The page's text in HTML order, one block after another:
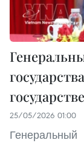
25/05/2026 01:00